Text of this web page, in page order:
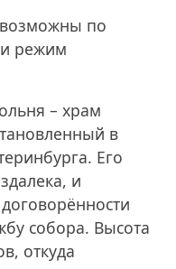
по
и режим
– храм
в
Его
и
собора. Высота
откуда